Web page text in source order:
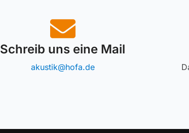
Schreib uns eine Mail
akustik@hofa.de